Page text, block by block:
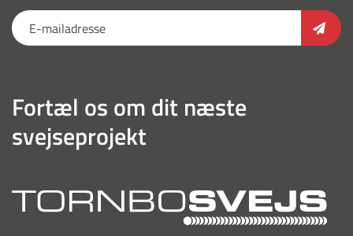
Fortæl os om dit næste
svejseprojekt